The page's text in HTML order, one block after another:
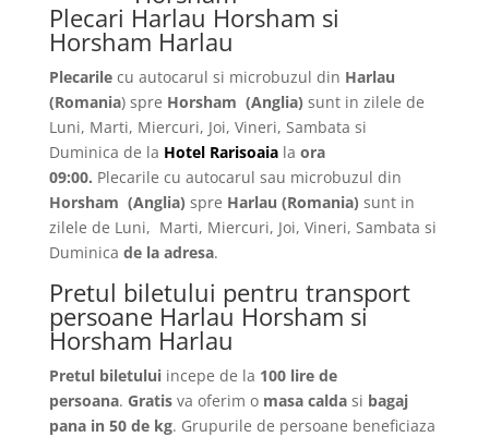
Plecari Harlau Horsham si
Horsham Harlau
Plecarilecu autocarul si microbuzul din Harlau
(Romania) spre Horsham (Anglia) sunt in zilele de
Luni, Marti, Miercuri, Joi, Vineri, Sambata si
Duminica de la Hotel Rarisoaiala ora
09:00. Plecarile cu autocarul sau microbuzul din
Horsham (Anglia) spre Harlau (Romania) sunt in
zilele de Luni, Marti, Miercuri, Joi, Vineri, Sambata si
Duminica de la adresa.
Pretul biletului pentru transport
persoane Harlau Horsham si
Horsham Harlau
Pretul biletuluiincepe de la 100 lire de
persoana. Gratisva oferim o masa caldasi bagaj
pana in 50 de kg. Grupurile de persoane beneficiaza